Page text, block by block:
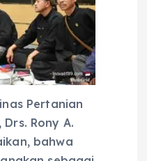
Pertanian
Rony A.
bahwa